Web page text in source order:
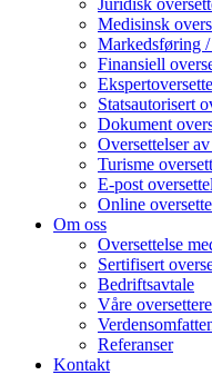
Juridisk
Medisinsk
Markedsføring /
Finansiell
Statsautorisert
Dokument
Oversettelser
Turisme
E-post
Online
Om oss
Oversettelse
Sertifisert
Bedriftsavtale
Våre oversettere
Referanser
Kontakt